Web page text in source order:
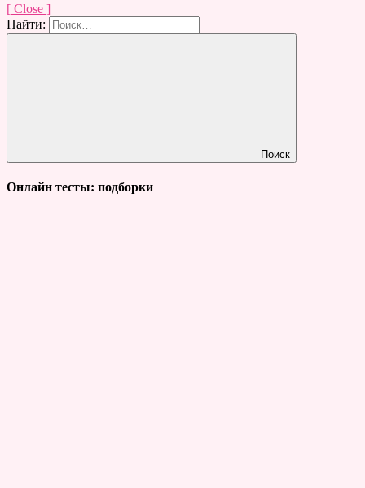
[ Close ]
Найти:
Поиск
Онлайн тесты: подборки